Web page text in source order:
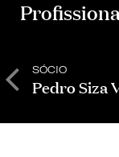
SÓCIO
Pedro Siza